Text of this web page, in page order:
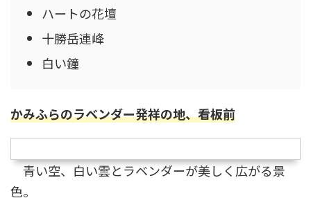
ハートの花壇
十勝岳連峰
白い鐘
かみふらのラベンダー発祥の地、看板前
青い空、白い雲とラベンダーが美しく広がる景
色。